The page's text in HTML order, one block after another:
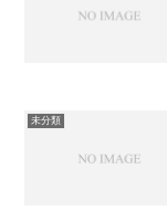
未分類